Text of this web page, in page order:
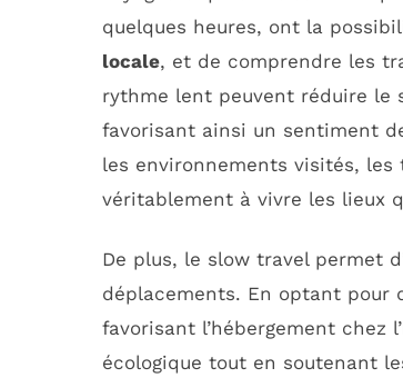
quelques heures, ont la
locale, et de comprendre les
rythme lent peuvent réduire le
favorisant ainsi un sentiment
les environnements visités,
véritablement à vivre les lieux
De plus, le slow travel permet
déplacements. En optant pour
favorisant l’hébergement chez
écologique tout en soutenant